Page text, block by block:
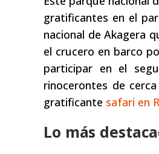
gratificantes en el
nacional de Akagera
el crucero en barco
participar en el
rinocerontes de
gratificante safari en
Lo más